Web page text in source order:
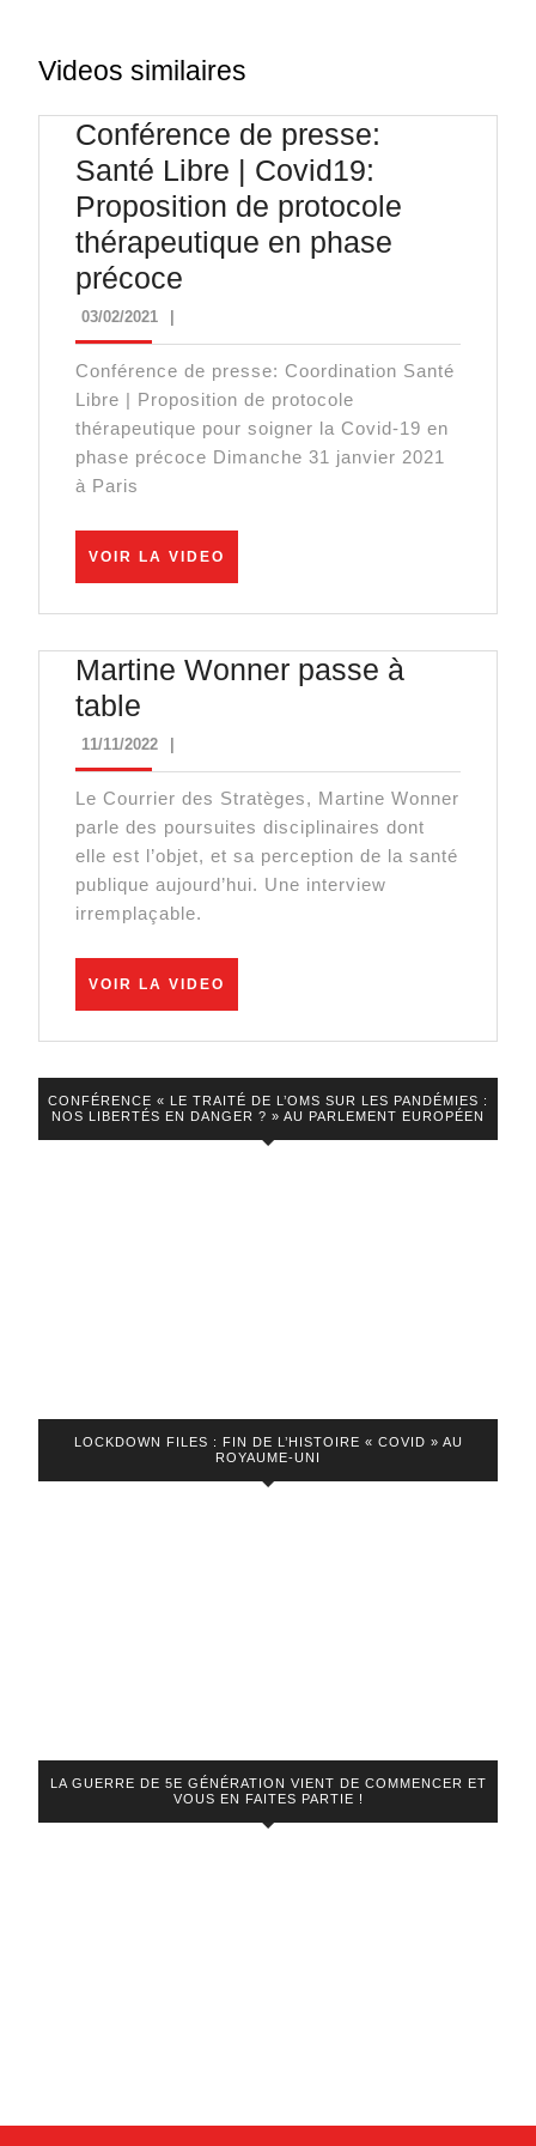
Videos similaires
Conférence de presse:
Santé Libre | Covid19:
Proposition de protocole
thérapeutique en phase
précoce
presse:
Santé
Libre
|
Proposition
de
en
03/02/202103/02/2021
Conférence de presse: Coordination Santé
Libre | Proposition de protocole
thérapeutique pour soigner la Covid-19 en
phase précoce Dimanche 31 janvier 2021
à Paris
VOIR LA VIDEO
Martine Wonner passe à
table
Wonner
passe
à
table
11/11/202211/11/2022
Le Courrier des Stratèges, Martine Wonner
parle des poursuites disciplinaires dont
elle est l’objet, et sa perception de la santé
publique aujourd’hui. Une interview
irremplaçable.
VOIR LA VIDEO
CONFÉRENCE « LE TRAITÉ DE L’OMS SUR LES PANDÉMIES :
NOS LIBERTÉS EN DANGER ? » AU PARLEMENT EUROPÉEN
LOCKDOWN FILES : FIN DE L’HISTOIRE « COVID » AU
ROYAUME-UNI
LA GUERRE DE 5E GÉNÉRATION VIENT DE COMMENCER ET
VOUS EN FAITES PARTIE !